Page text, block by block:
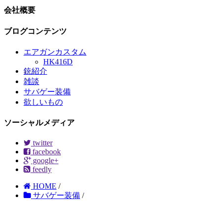
会社概要
ブログコンテンツ
エアガンカスタム
HK416D
銃紹介
雑談
サバゲー装備
欲しいもの
ソーシャルメディア
twitter
facebook
google+
feedly
HOME /
サバゲー装備 /